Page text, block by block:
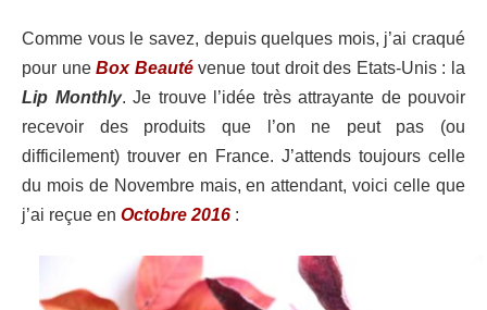
Comme vous le savez, depuis quelques mois, j’ai craqué
pour uneBox Beautévenue tout droit des Etats-Unis : la
Lip Monthly. Je trouve l’idée très attrayante de pouvoir
recevoir des produits que l’on ne peut pas (ou
difficilement) trouver en France. J’attends toujours celle
du mois de Novembre mais, en attendant, voici celle que
j’ai reçue en Octobre 2016 :